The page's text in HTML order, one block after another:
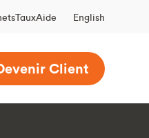
TauxAide English
Client